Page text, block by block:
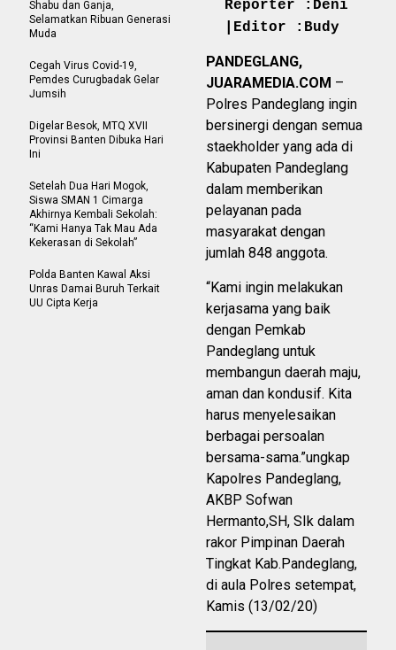
Reporter :Deni
|Editor :Budy
PANDEGLANG,
JUARAMEDIA.COM –
Polres Pandeglang ingin
bersinergi dengan semua
staekholder yang ada di
Kabupaten Pandeglang
dalam memberikan
pelayanan pada
masyarakat dengan
jumlah 848 anggota.
“Kami ingin melakukan
kerjasama yang baik
dengan Pemkab
Pandeglang untuk
membangun daerah maju,
aman dan kondusif. Kita
harus menyelesaikan
berbagai persoalan
bersama-sama.”ungkap
Kapolres Pandeglang,
AKBP Sofwan
Hermanto,SH, SIk dalam
rakor Pimpinan Daerah
Tingkat Kab.Pandeglang,
di aula Polres setempat,
Kamis (13/02/20)
Shabu dan Ganja,
Selamatkan Ribuan Generasi
Muda
Cegah Virus Covid-19,
Pemdes Curugbadak Gelar
Jumsih
Digelar Besok, MTQ XVII
Provinsi Banten Dibuka Hari
Ini
Setelah Dua Hari Mogok,
Siswa SMAN 1 Cimarga
Akhirnya Kembali Sekolah:
“Kami Hanya Tak Mau Ada
Kekerasan di Sekolah”
Polda Banten Kawal Aksi
Unras Damai Buruh Terkait
UU Cipta Kerja